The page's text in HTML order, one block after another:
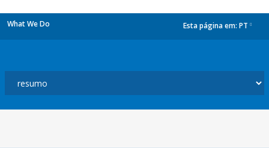
What We Do Esta página em: PT